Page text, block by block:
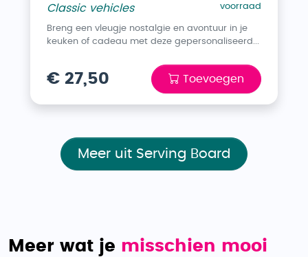
Classic vehicles
voorraad
Breng een vleugje nostalgie en avontuur in je
keuken of cadeau met deze gepersonaliseerd...
€ 27,50 Toevoegen
Meer uit Serving Board
Meer wat je misschien mooi